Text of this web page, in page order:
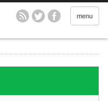
menu